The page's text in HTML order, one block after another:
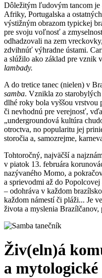
Dôležitým ľudovým tancom je
Afriky, Portugalska a
výstižným obrazom typickej
pre svoju voľnosť a
odhadzovali na zem
zdvihnúť výhradne ústami.
a slúžilo ako základ pre vznik
lambady.
A do tretice tanec (nielen) v
samba. Vznikla zo
dlhé roky bola vyššou vrstvou
či nevhodnú pre verejnosť,
„undergroundová kultúra
otroctva, no popularitu jej
storočia a, samozrejme,
Tohtoročný, najväčší a
v piatok 13. februára
nazývaného Momo, a
a sprievodmi až do
– odohráva v každom
každom námestí či pláži... Je
života a myslenia
Živ(eln)á
a